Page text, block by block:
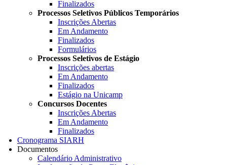
Finalizados
Processos Seletivos Públicos Temporários
Inscrições Abertas
Em Andamento
Finalizados
Formulários
Processos Seletivos de Estágio
Inscrições abertas
Em Andamento
Finalizados
Estágio na Unicamp
Concursos Docentes
Inscrições Abertas
Em Andamento
Finalizados
Cronograma SIARH
Documentos
Calendário Administrativo